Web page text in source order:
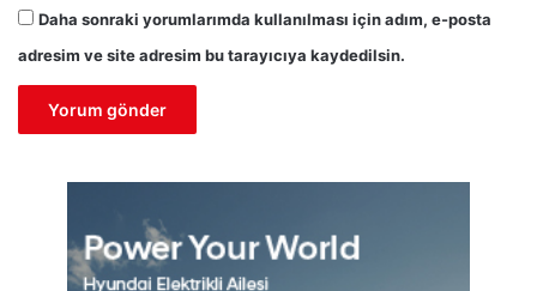
Daha sonraki yorumlarımda kullanılması için adım, e-posta
adresim ve site adresim bu tarayıcıya kaydedilsin.